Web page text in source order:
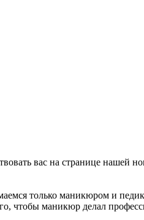
вас на странице нашей
только маникюром и
чтобы маникюр делал